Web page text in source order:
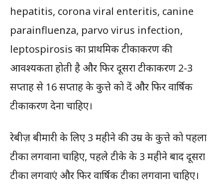
hepatitis, corona viral enteritis, canine
parainfluenza, parvo virus infection,
leptospirosis का प्राथमिक टीकाकरण की
आवश्यकता होती है और फिर दूसरा टीकाकरण 2-3
सप्ताह से 16 सप्ताह के कुत्ते को दें और फिर वार्षिक
टीकाकरण देना चाहिए।
रेबीज़ बीमारी के लिए 3 महीने की उम्र के कुत्ते को पहला
टीका लगवाना चाहिए, पहले टीके के 3 महीने बाद दूसरा
टीका लगवाएं और फिर वार्षिक टीका लगवाना चाहिए।